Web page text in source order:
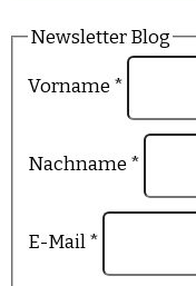
Newsletter Blog
Vorname *
Nachname *
E-Mail*